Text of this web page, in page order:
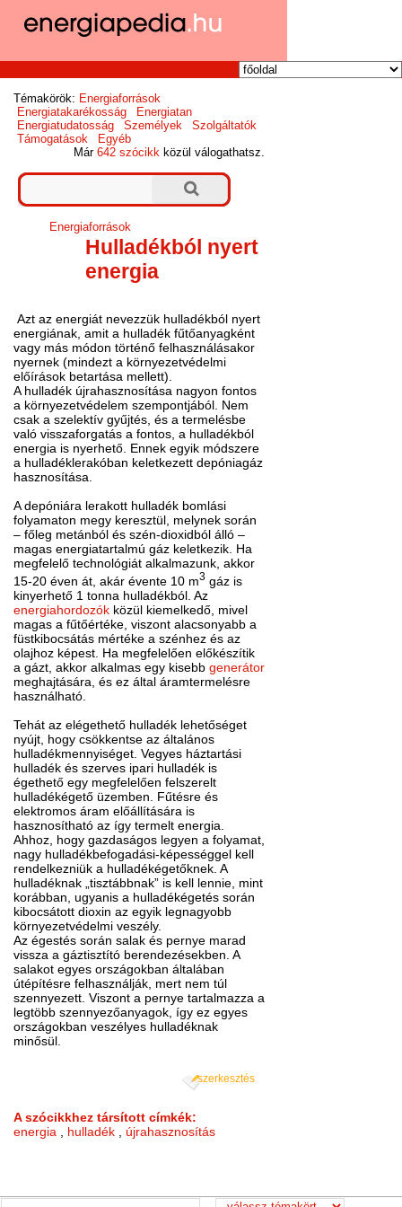
Témakörök: Energiaforrások
Energiatakarékosság
Energiatan
Energiatudatosság
Személyek
Szolgáltatók
Támogatások
Egyéb
Már642 szócikk közül válogathatsz.
Energiaforrások
Hulladékból nyert
energia
Azt az energiát nevezzük hulladékból nyert
energiának, amit a hulladék fűtőanyagként
vagy más módon történő felhasználásakor
nyernek (mindezt a környezetvédelmi
előírások betartása mellett).
A hulladék újrahasznosítása nagyon fontos
a környezetvédelem szempontjából. Nem
csak a szelektív gyűjtés, és a termelésbe
való visszaforgatás a fontos, a hulladékból
energia is nyerhető. Ennek egyik módszere
a hulladéklerakóban keletkezett depóniagáz
hasznosítása.
A depóniára lerakott hulladék bomlási
folyamaton megy keresztül, melynek során
– főleg metánból és szén-dioxidból álló –
magas energiatartalmú gáz keletkezik. Ha
megfelelő technológiát alkalmazunk, akkor
15-20 éven át, akár évente 10 m3 gáz is
kinyerhető 1 tonna hulladékból. Az
energiahordozók közül kiemelkedő, mivel
magas a fűtőértéke, viszont alacsonyabb a
füstkibocsátás mértéke a szénhez és az
olajhoz képest. Ha megfelelően előkészítik
a gázt, akkor alkalmas egy kisebbgenerátor
meghajtására, és ez által áramtermelésre
használható.
Tehát az elégethető hulladék lehetőséget
nyújt, hogy csökkentse az általános
hulladékmennyiséget. Vegyes háztartási
hulladék és szerves ipari hulladék is
égethető egy megfelelően felszerelt
hulladékégető üzemben. Fűtésre és
elektromos áram előállítására is
hasznosítható az így termelt energia.
Ahhoz, hogy gazdaságos legyen a folyamat,
nagy hulladékbefogadási-képességgel kell
rendelkezniük a hulladékégetőknek. A
hulladéknak „tisztábbnak” is kell lennie, mint
korábban, ugyanis a hulladékégetés során
kibocsátott dioxin az egyik legnagyobb
környezetvédelmi veszély.
Az égestés során salak és pernye marad
vissza a gáztisztító berendezésekben. A
salakot egyes országokban általában
útépítésre felhasználják, mert nem túl
szennyezett. Viszont a pernye tartalmazza a
legtöbb szennyezőanyagok, így ez egyes
országokban veszélyes hulladéknak
minősül.
szerkesztés
A szócikkhez társított címkék:
energia , hulladék , újrahasznosítás